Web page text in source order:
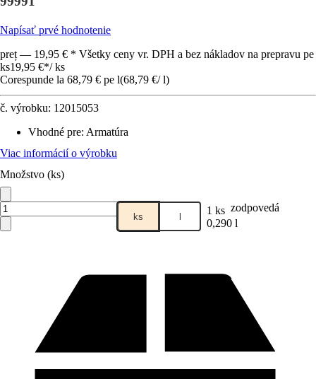
Napísať prvé hodnotenie
preț — 19,95 € * Všetky ceny vr. DPH a bez nákladov na prepravu pe
ks19,95 €*/ ks
Corespunde la 68,79 € pe l(68,79 €/ l)
č. výrobku: 12015053
Vhodné pre: Armatúra
Viac informácií o výrobku
Množstvo (ks)
ks l 1 ks zodpovedá
0,290 l